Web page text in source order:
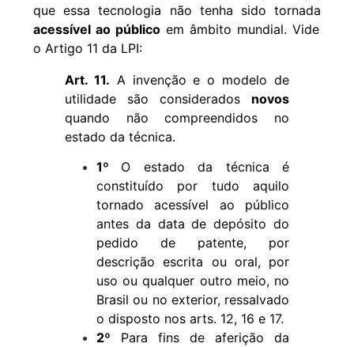
que essa tecnologia não tenha sido tornada
acessível ao público em âmbito mundial. Vide
o Artigo 11 da LPI:
Art. 11. A invenção e o modelo de
utilidade são considerados novos
quando não compreendidos no
estado da técnica.
1º O estado da técnica é
constituído por tudo aquilo
tornado acessível ao público
antes da data de depósito do
pedido de patente, por
descrição escrita ou oral, por
uso ou qualquer outro meio, no
Brasil ou no exterior, ressalvado
o disposto nos arts. 12, 16 e 17.
2º Para fins de aferição da